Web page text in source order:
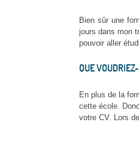
Bien sûr une
jours dans mon
pouvoir aller
QUE
En plus de la
cette école.
votre CV. Lors